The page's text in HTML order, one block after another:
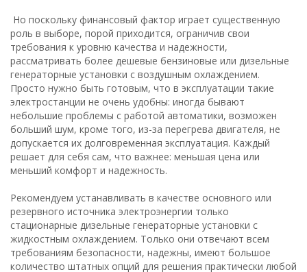
Но поскольку финансовый фактор играет существенную
роль в выборе, порой приходится, ограничив свои
требования к уровню качества и надежности,
рассматривать более дешевые бензиновые или дизельные
генераторные установки с воздушным охлаждением.
Просто нужно быть готовым, что в эксплуатации такие
электростанции не очень удобны: иногда бывают
небольшие проблемы с работой автоматики, возможен
больший шум, кроме того, из-за перегрева двигателя, не
допускается их долговременная эксплуатация. Каждый
решает для себя сам, что важнее: меньшая цена или
меньший комфорт и надежность.
Рекомендуем устанавливать в качестве основного или
резервного источника электроэнергии только
стационарные дизельные генераторные установки с
жидкостным охлаждением. Только они отвечают всем
требованиям безопасности, надежны, имеют большое
количество штатных опций для решения практически любой